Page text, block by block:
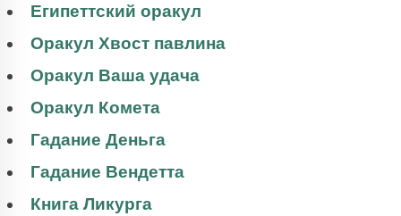
Египеттский оракул
Оракул Хвост павлина
Оракул Ваша удача
Оракул Комета
Гадание Деньга
Гадание Вендетта
Книга Ликурга